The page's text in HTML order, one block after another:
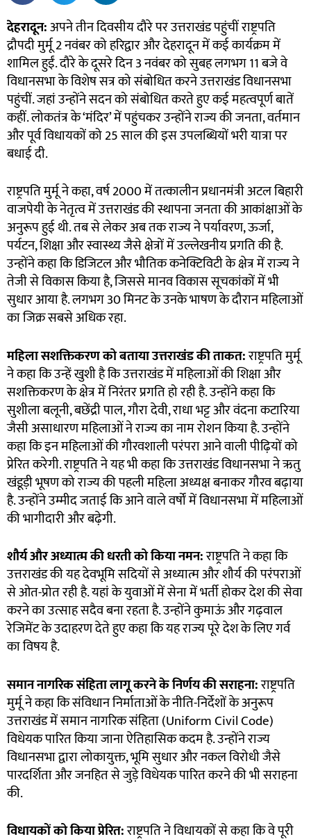
देहरादून:अपने तीन दिवसीय दौरे पर उत्तराखंड पहुंचीं राष्ट्रपति
द्रौपदी मुर्मू 2 नवंबर को हरिद्वार और देहरादून में कई कार्यक्रम में
शामिल हुईं. दौरे के दूसरे दिन 3 नवंबर को सुबह लगभग 11 बजे वे
विधानसभा के विशेष सत्र को संबोधित करने उत्तराखंड विधानसभा
पहुंचीं. जहां उन्होंने सदन को संबोधित करते हुए कई महत्वपूर्ण बातें
कहीं. लोकतंत्र के ‘मंदिर’ में पहुंचकर उन्होंने राज्य की जनता, वर्तमान
और पूर्व विधायकों को 25 साल की इस उपलब्धियों भरी यात्रा पर
बधाई दी.
राष्ट्रपति मुर्मू ने कहा, वर्ष 2000 में तत्कालीन प्रधानमंत्री अटल बिहारी
वाजपेयी के नेतृत्व में उत्तराखंड की स्थापना जनता की आकांक्षाओं के
अनुरूप हुई थी. तब से लेकर अब तक राज्य ने पर्यावरण, ऊर्जा,
पर्यटन, शिक्षा और स्वास्थ्य जैसे क्षेत्रों में उल्लेखनीय प्रगति की है.
उन्होंने कहा कि डिजिटल और भौतिक कनेक्टिविटी के क्षेत्र में राज्य ने
तेजी से विकास किया है, जिससे मानव विकास सूचकांकों में भी
सुधार आया है. लगभग 30 मिनट के उनके भाषण के दौरान महिलाओं
का जिक्र सबसे अधिक रहा.
महिला सशक्तिकरण को बताया उत्तराखंड की ताकत:राष्ट्रपति मुर्मू
ने कहा कि उन्हें खुशी है कि उत्तराखंड में महिलाओं की शिक्षा और
सशक्तिकरण के क्षेत्र में निरंतर प्रगति हो रही है. उन्होंने कहा कि
सुशीला बलूनी, बछेंद्री पाल, गौरा देवी, राधा भट्ट और वंदना कटारिया
जैसी असाधारण महिलाओं ने राज्य का नाम रोशन किया है. उन्होंने
कहा कि इन महिलाओं की गौरवशाली परंपरा आने वाली पीढ़ियों को
प्रेरित करेगी. राष्ट्रपति ने यह भी कहा कि उत्तराखंड विधानसभा ने ऋतु
खंडूड़ी भूषण को राज्य की पहली महिला अध्यक्ष बनाकर गौरव बढ़ाया
है. उन्होंने उम्मीद जताई कि आने वाले वर्षों में विधानसभा में महिलाओं
की भागीदारी और बढ़ेगी.
शौर्य और अध्यात्म की धरती को किया नमन:राष्ट्रपति ने कहा कि
उत्तराखंड की यह देवभूमि सदियों से अध्यात्म और शौर्य की परंपराओं
से ओत-प्रोत रही है. यहां के युवाओं में सेना में भर्ती होकर देश की सेवा
करने का उत्साह सदैव बना रहता है. उन्होंने कुमाऊं और गढ़वाल
रेजिमेंट के उदाहरण देते हुए कहा कि यह राज्य पूरे देश के लिए गर्व
का विषय है.
समान नागरिक संहिता लागू करने के निर्णय की सराहना:राष्ट्रपति
मुर्मू ने कहा कि संविधान निर्माताओं के नीति-निर्देशों के अनुरूप
उत्तराखंड में समान नागरिक संहिता (Uniform Civil Code)
विधेयक पारित किया जाना ऐतिहासिक कदम है. उन्होंने राज्य
विधानसभा द्वारा लोकायुक्त, भूमि सुधार और नकल विरोधी जैसे
पारदर्शिता और जनहित से जुड़े विधेयक पारित करने की भी सराहना
की.
विधायकों को किया प्रेरित:राष्ट्रपति ने विधायकों से कहा कि वे पूरी